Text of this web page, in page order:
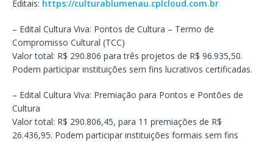
Editais: https://culturablumenau.cplcloud.com.br
– Edital Cultura Viva: Pontos de Cultura – Termo de
Compromisso Cultural (TCC)
Valor total: R$ 290.806 para três projetos de R$ 96.935,50.
Podem participar instituições sem fins lucrativos certificadas.
– Edital Cultura Viva: Premiação para Pontos e Pontões de
Cultura
Valor total: R$ 290.806,45, para 11 premiações de R$
26.436,95. Podem participar instituições formais sem fins